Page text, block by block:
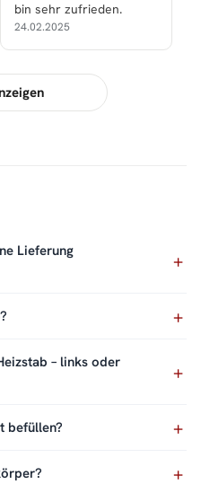
bin sehr zufrieden.
24.02.2025
Lieferung
– links oder
befüllen?